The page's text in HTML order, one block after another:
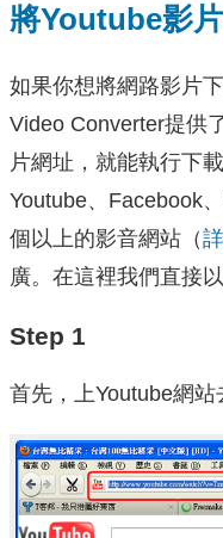
將Youtube影
如果你想將網路影片
Video Converter提供
片網址，就能執行下
Youtube、Facebook
個以上的影音網站（
廣。在這裡我們直接
Step 1
首先，上Youtube網站